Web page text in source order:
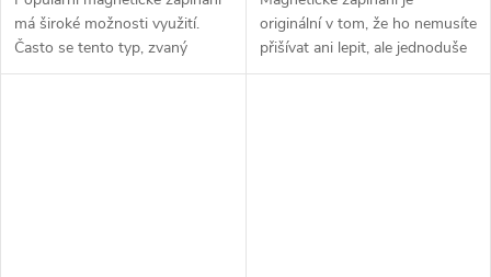
má široké možnosti využití.
Často se tento typ, zvaný
magnetický buldok, používá u
originální v tom, že ho nemusíte
přišívat ani lepit, ale jednoduše
s jeho pomocí uchytíte manžety